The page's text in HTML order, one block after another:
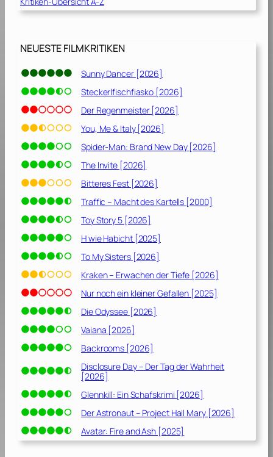
l
a
y
o
l
.
2
2
0
1
]
NEUESTE FILMKRITIKEN
Sunny Dancer [2026]
Steckerlfischfiasko [2026]
Der Regenmeister [2026]
You, Me & Italy [2026]
Spider-Man: Brand New Day [2026]
The Invite [2026]
Bitteres Fest [2026]
Traffic – Macht des Kartells [2000]
Toy Story 5 [2026]
H wie Habicht [2025]
To My Sisters [2026]
Kraken – Erwachen der Tiefe [2026]
Nur noch ein kleiner Gefallen [2025]
Die Odyssee [2026]
Vaiana [2026]
Backrooms [2026]
Disclosure Day – Der Tag der Wahrheit
[2026]
Glennkill: Ein Schafskrimi [2026]
Der Astronaut – Project Hail Mary [2026]
Avatar: Fire and Ash [2025]